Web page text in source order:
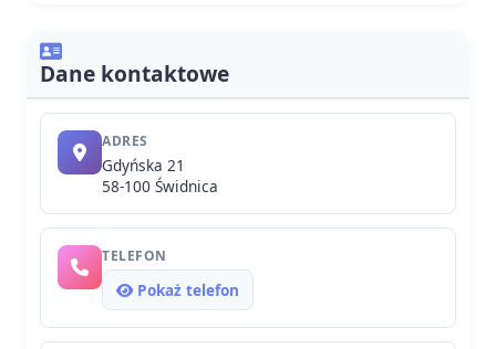
Dane kontaktowe
ADRES
Gdyńska 21
58-100 Świdnica
TELEFON
Pokaż telefon